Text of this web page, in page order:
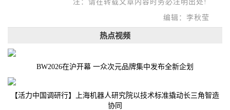
注：请在转载文章内容时务必注明出处!
编辑：李秋莹
热点视频
BW2026在沪开幕 一众次元品牌集中发布全新企划
【活力中国调研行】上海机器人研究院以技术标准撬动长三角智造
协同